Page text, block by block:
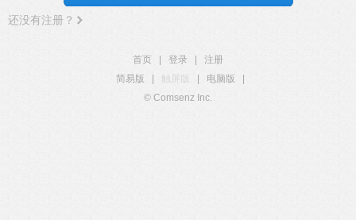
还没有注册？
首页 登录
注册
简易版
触屏版 电脑版
© Comsenz Inc.